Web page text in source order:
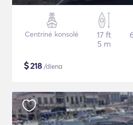
Centrinė konsolė
17 ft
5 m
$218 /diena